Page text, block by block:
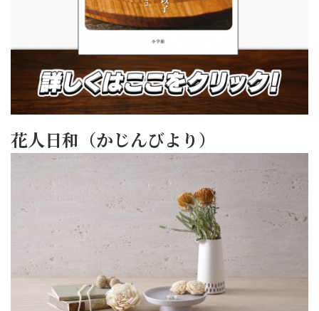
花人日和（かじんびより）